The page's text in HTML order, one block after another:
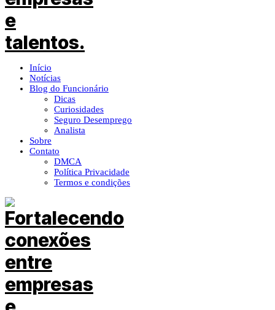
Início
Notícias
Blog do Funcionário
Dicas
Curiosidades
Seguro Desemprego
Analista
Sobre
Contato
DMCA
Política Privacidade
Termos e condições